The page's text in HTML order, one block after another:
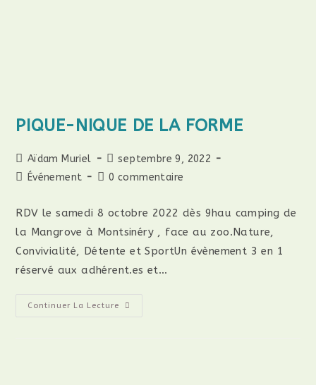
PIQUE-NIQUE DE LA FORME
Auteur/autrice
de
Aïdam Muriel
Publication
publiée :
septembre 9, 2022
PostÉvénement
Commentaires
la
0 commentaire
RDV le samedi 8 octobre 2022 dès 9hau camping de
la Mangrove à Montsinéry , face au zoo.Nature,
Convivialité, Détente et SportUn évènement 3 en 1
réservé aux adhérent.es et…
Continuer La Lecture
PIQUE-